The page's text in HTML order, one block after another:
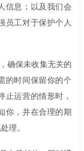
信息；以及我们会
员工对于保护个人
确保未收集无关的
的时间保留你的个
止运营的情形时，
你，并在合理的期
理。